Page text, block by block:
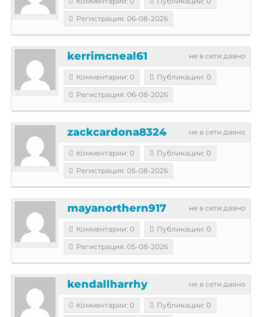
Регистрация: 06-08-2026
не в сети давно
kerrimcneal61
Комментарии: 0
Публикации: 0
Регистрация: 06-08-2026
не в сети давно
zackcardona8324
Комментарии: 0
Публикации: 0
Регистрация: 05-08-2026
не в сети давно
mayanorthern917
Комментарии: 0
Публикации: 0
Регистрация: 05-08-2026
не в сети давно
kendallharrhy
Комментарии: 0
Публикации: 0